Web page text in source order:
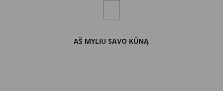
AŠ MYLIU SAVO KŪNĄ